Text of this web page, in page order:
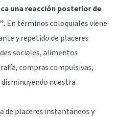
una reacción posterior de
. En términos coloquiales viene
y repetido de placeres
sociales, alimentos
compras compulsivas,
nuestra
de placeres instantáneos y